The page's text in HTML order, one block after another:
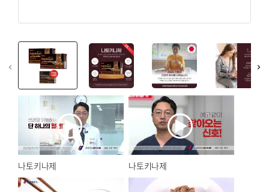
나토키나제 나토키나제
쿠폰
최대 10%
할인 쿠폰
온라인 전용
특별한
프로모션
myUmeken
Point
캐쉬백 할인
회원가입
뷰티 & 스킨
혈관 건강
뼈/관절 건강
웰빙제품
화장품 / 뷰티
청정공기 & 육각수
침구류